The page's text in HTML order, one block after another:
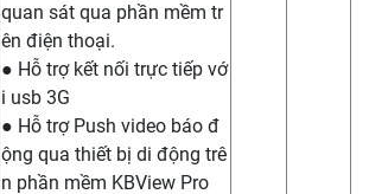
quan sát qua phần mềm tr
ên điện thoại.
● Hỗ trợ kết nối trực tiếp vớ
i usb 3G
● Hỗ trợ Push video báo đ
ộng qua thiết bị di động trê
n phần mềm KBView Pro